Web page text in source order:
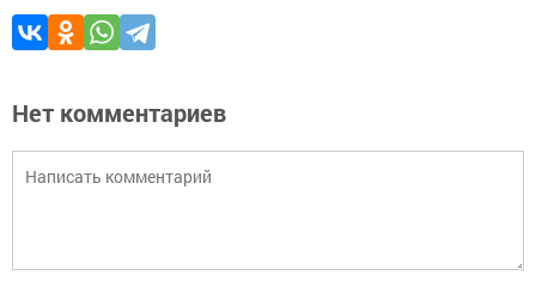
Нет комментариев